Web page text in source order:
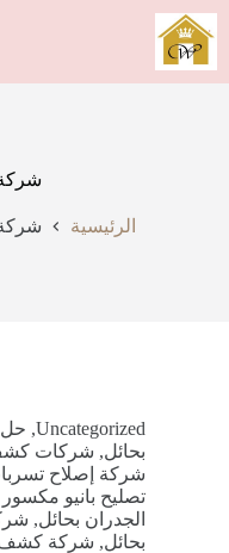
التجاوز
إلى
المحتوى
الرئيسية
Uncategorized
, حل
بحائل, شركات كشف
شركة إصلاح
تصليح بانيو مكسور
الجدران بحائل,
بحائل, شركة كشف